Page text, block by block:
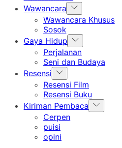
Wawancara Show
sub
Wawancara Khusus
Sosok
Gaya Hidup Show
sub
menu
Perjalanan
Seni dan Budaya
Resensi Show
sub
menu
Resensi Film
Resensi Buku
Kiriman Pembaca Show
sub
Cerpen
puisi
opini